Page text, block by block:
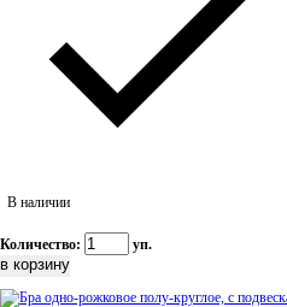
В наличии
Количество: уп.